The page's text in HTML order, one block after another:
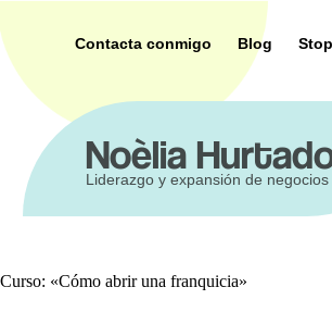
contenido
Contacta conmigo Blog
Noèlia
Liderazgo y expansión de negocios
Curso: «Cómo abrir una franquicia»